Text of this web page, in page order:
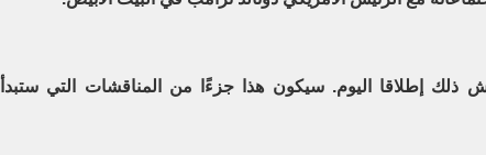
ذلك إطلاقا اليوم. سيكون هذا جزءًا من المناقشات التي ستبدأ